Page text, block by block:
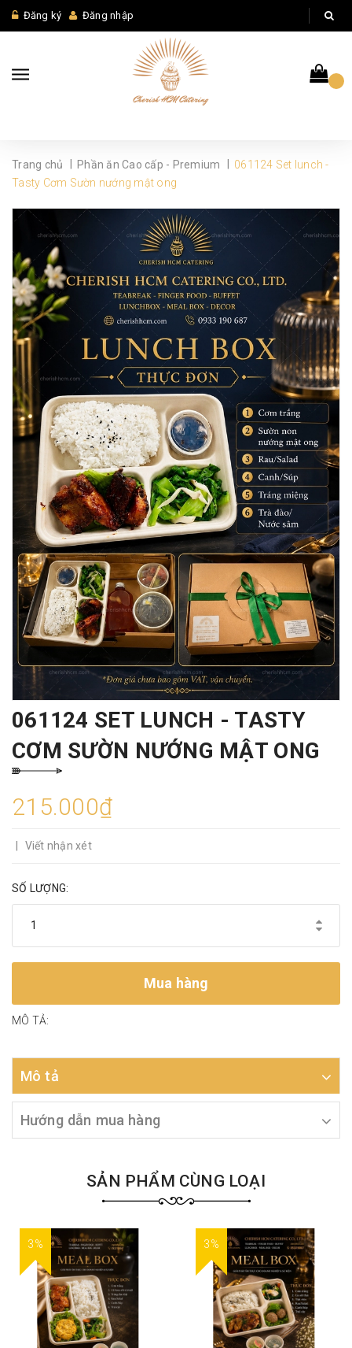
Đăng ký Đăng nhập
Trang chủ Phần ăn Cao cấp - Premium
061124 Set lunch -
Tasty Cơm Sườn nướng mật ong
061124 SET LUNCH - TASTY
CƠM SƯỜN NƯỚNG MẬT ONG
215.000₫
Viết nhận xét
SỐ LƯỢNG:
Mua hàng
MÔ TẢ:
Mô tả
Hướng dẫn mua hàng
SẢN PHẨM CÙNG LOẠI
3% 3%